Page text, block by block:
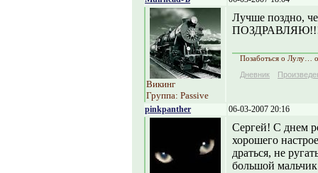
Викинг
Группа: Passive
Лучше поздно,
Позаботься о Лулу…
Дневник
pinkpanther 06-03-2007 20:16
Сергей! С днем
хорошего
драться, не
большой